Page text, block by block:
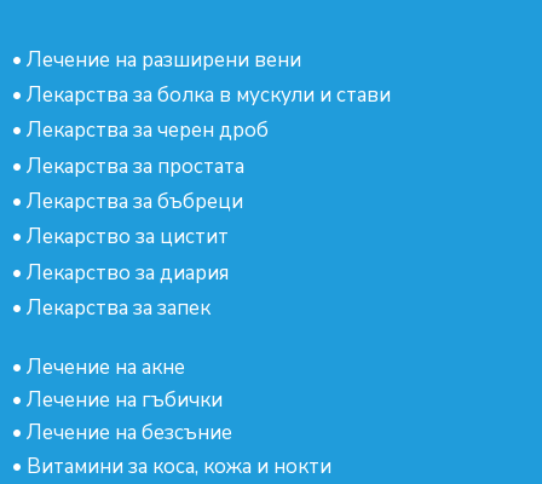
• Лечение на разширени вени
• Лекарства за болка в мускули и стави
• Лекарства за черен дроб
• Лекарства за простата
• Лекарства за бъбреци
• Лекарство за цистит
• Лекарство за диария
• Лекарства за запек
• Лечение на акне
• Лечение на гъбички
• Лечение на безсъние
• Витамини за коса, кожа и нокти